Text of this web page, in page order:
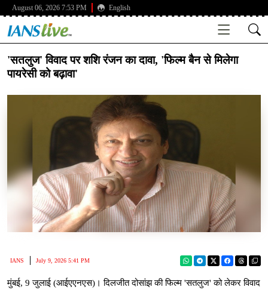
August 06, 2026 7:53 PM English
'सतलुज' विवाद पर शशि रंजन का दावा, 'फिल्म बैन से मिलेगा
पायरेसी को बढ़ावा'
IANS July 9, 2026 5:41 PM
मुंबई, 9 जुलाई (आईएएनएस)। दिलजीत दोसांझ की फिल्म 'सतलुज' को लेकर विवाद